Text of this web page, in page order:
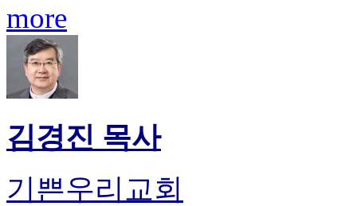
more
김경진 목사
기쁜우리교회